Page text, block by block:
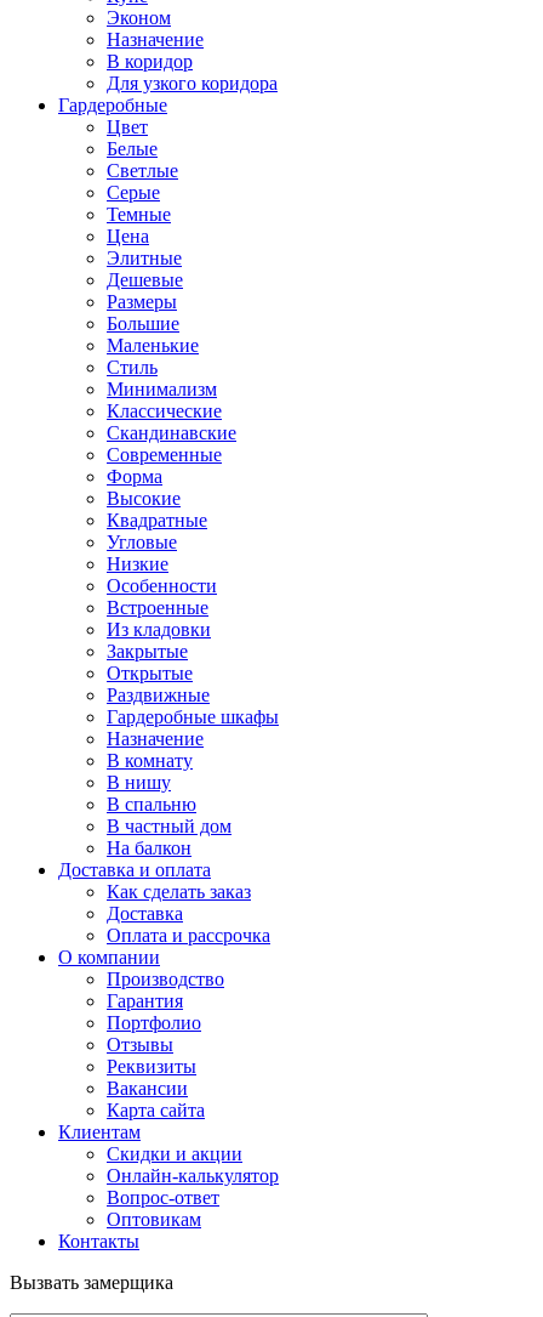
Эконом
Назначение
В коридор
Для узкого коридора
Гардеробные
Цвет
Белые
Светлые
Серые
Темные
Цена
Элитные
Дешевые
Размеры
Большие
Маленькие
Стиль
Минимализм
Классические
Скандинавские
Современные
Форма
Высокие
Квадратные
Угловые
Низкие
Особенности
Встроенные
Из кладовки
Закрытые
Открытые
Раздвижные
Гардеробные шкафы
Назначение
В комнату
В нишу
В спальню
В частный дом
На балкон
Доставка и оплата
Как сделать заказ
Доставка
Оплата и рассрочка
О компании
Производство
Гарантия
Портфолио
Отзывы
Реквизиты
Вакансии
Карта сайта
Клиентам
Скидки и акции
Онлайн-калькулятор
Вопрос-ответ
Оптовикам
Контакты
Вызвать замерщика